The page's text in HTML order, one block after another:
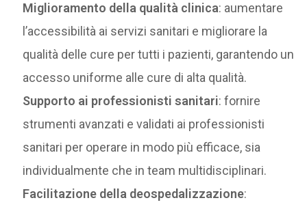
Miglioramento della qualità clinica: aumentare
l’accessibilità ai servizi sanitari e migliorare la
qualità delle cure per tutti i pazienti, garantendo un
accesso uniforme alle cure di alta qualità.
Supporto ai professionisti sanitari: fornire
strumenti avanzati e validati ai professionisti
sanitari per operare in modo più efficace, sia
individualmente che in team multidisciplinari.
Facilitazione della deospedalizzazione: